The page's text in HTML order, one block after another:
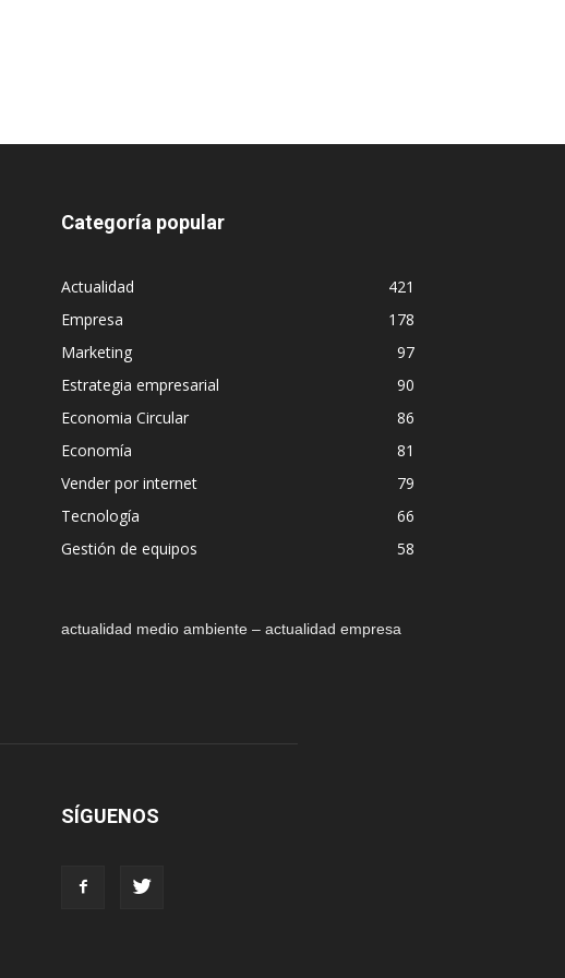
Categoría popular
Actualidad
421
Empresa
178
Marketing
97
Estrategia empresarial
90
Economia Circular
86
Economía
81
Vender por internet
79
Tecnología
66
Gestión de equipos
58
actualidad medio ambiente – actualidad empresa
SÍGUENOS